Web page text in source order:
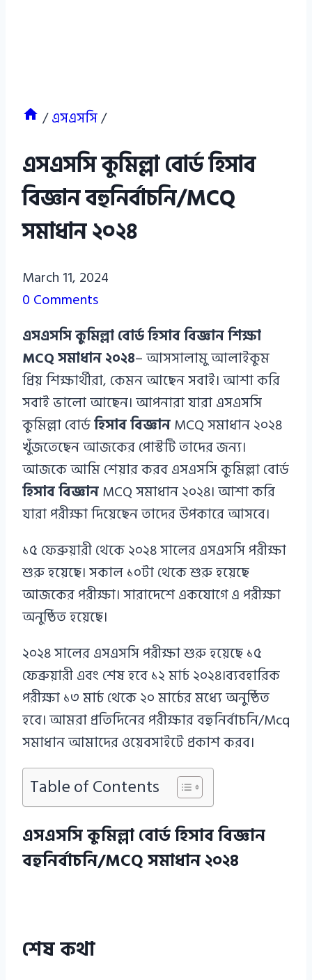
/এসএসসি/
এসএসসি কুমিল্লা বোর্ড হিসাব
বিজ্ঞান বহুনির্বাচনি/MCQ
সমাধান ২০২৪
Azizul
Haque
Haque
March 11, 2024
0 Comments
এসএসসি কুমিল্লা বোর্ড হিসাব বিজ্ঞান শিক্ষা
MCQ সমাধান ২০২৪– আসসালামু আলাইকুম
প্রিয় শিক্ষার্থীরা, কেমন আছেন সবাই। আশা করি
সবাই ভালো আছেন। আপনারা যারা এসএসসি
কুমিল্লা বোর্ডহিসাব বিজ্ঞানMCQ সমাধান ২০২৪
খুঁজতেছেন আজকের পোস্টটি তাদের জন্য।
আজকে আমি শেয়ার করব এসএসসি কুমিল্লা বোর্ড
হিসাব বিজ্ঞানMCQ সমাধান ২০২৪। আশা করি
যারা পরীক্ষা দিয়েছেন তাদের উপকারে আসবে।
১৫ ফেব্রুয়ারী থেকে ২০২৪ সালের এসএসসি পরীক্ষা
শুরু হয়েছে। সকাল ১০টা থেকে শুরু হয়েছে
আজকের পরীক্ষা। সারাদেশে একযোগে এ পরীক্ষা
অনুষ্ঠিত হয়েছে।
২০২৪ সালের এসএসসি পরীক্ষা শুরু হয়েছে ১৫
ফেব্রুয়ারী এবং শেষ হবে ১২ মার্চ ২০২৪।ব্যবহারিক
পরীক্ষা ১৩ মার্চ থেকে ২০ মার্চের মধ্যে অনুষ্ঠিত
হবে। আমরা প্রতিদিনের পরীক্ষার বহুনির্বাচনি/Mcq
সমাধান আমাদের ওয়েবসাইটে প্রকাশ করব।
Table of Contents
এসএসসি কুমিল্লা বোর্ড হিসাব বিজ্ঞান
বহুনির্বাচনি/MCQ সমাধান ২০২৪
শেষ কথা